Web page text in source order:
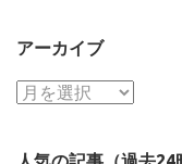
アーカイブ
ア